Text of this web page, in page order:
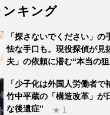
ンキング
「探さないでください」
怯な手口も。現役探偵が見
夫」の依頼に潜む“本当の
「少子化は外国人労働者で
竹中平蔵の「構造改革」が
な後遺症”
★ 1